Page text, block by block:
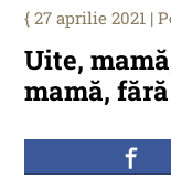
Uite,
mamă,
27 aprilie 2021 |